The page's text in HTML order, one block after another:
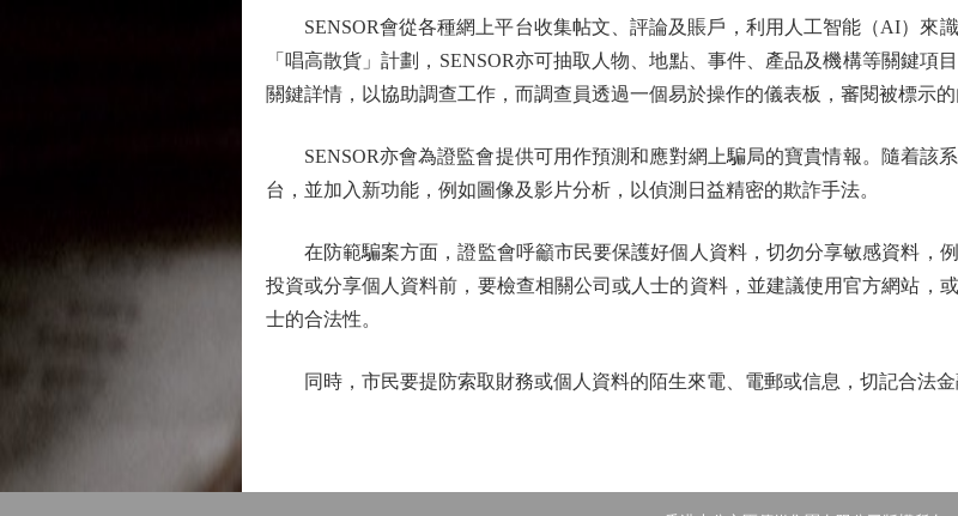
SENSOR會從各種網上平台收集帖文、評論及賬戶，利用人工智能（AI）來
「唱高散貨」計劃，SENSOR亦可抽取人物、地點、事件、產品及機構等關鍵項
關鍵詳情，以協助調查工作，而調查員透過一個易於操作的儀表板，審閱被標示的
SENSOR亦會為證監會提供可用作預測和應對網上騙局的寶貴情報。隨着該
台，並加入新功能，例如圖像及影片分析，以偵測日益精密的欺詐手法。
在防範騙案方面，證監會呼籲市民要保護好個人資料，切勿分享敏感資料，
投資或分享個人資料前，要檢查相關公司或人士的資料，並建議使用官方網站，
士的合法性。
同時，市民要提防索取財務或個人資料的陌生來電、電郵或信息，切記合法金